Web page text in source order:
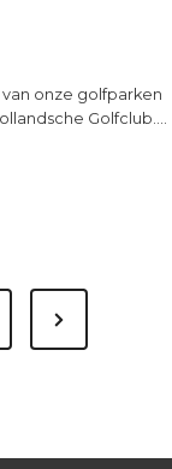
onze golfparken
Golfclub.